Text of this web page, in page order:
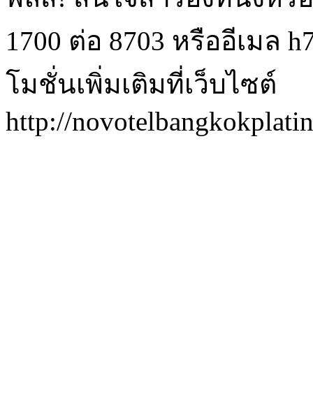
1700 ต่อ 8703 หรืออีเมล
โมชั่นเพิ่มเติมที่เว็บไซต์
http://